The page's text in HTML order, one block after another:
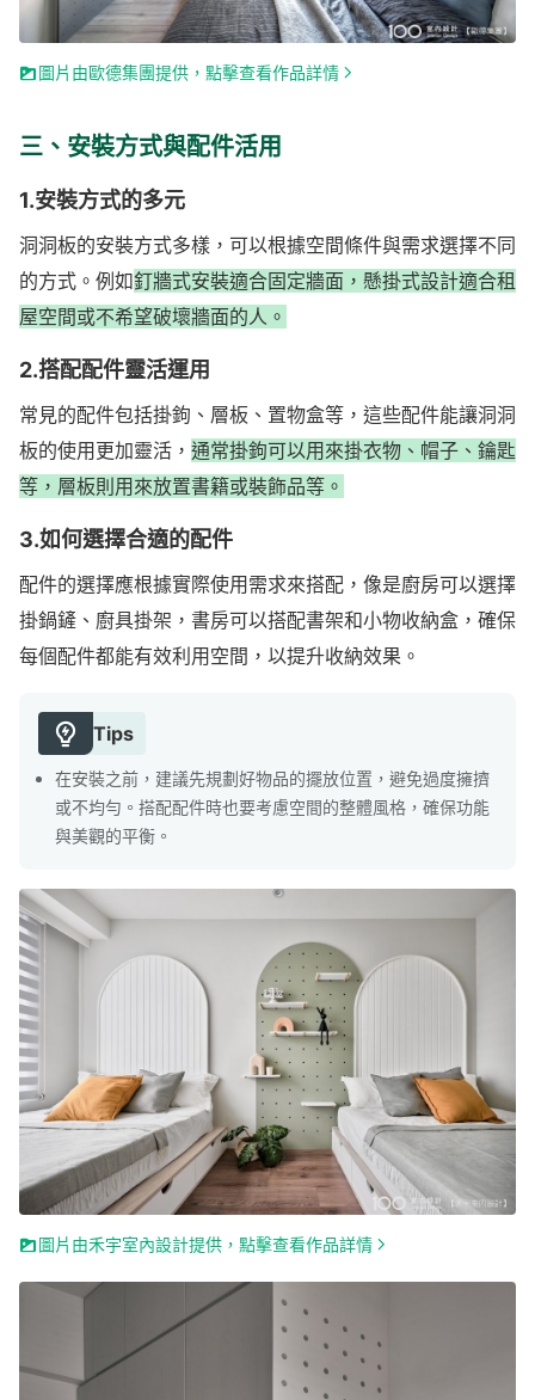
圖片由歐德集團提供，點擊查看作品詳情
三、安裝方式與配件活用
1.安裝方式的多元
洞洞板的安裝方式多樣，可以根據空間條件與需求選擇不同
的方式。例如釘牆式安裝適合固定牆面，懸掛式設計適合租
屋空間或不希望破壞牆面的人。
2.搭配配件靈活運用
常見的配件包括掛鉤、層板、置物盒等，這些配件能讓洞洞
板的使用更加靈活， 通常掛鉤可以用來掛衣物、帽子、鑰匙
等，層板則用來放置書籍或裝飾品等。
3.如何選擇合適的配件
配件的選擇應根據實際使用需求來搭配，像是廚房可以選擇
掛鍋鏟、廚具掛架，書房可以搭配書架和小物收納盒，確保
每個配件都能有效利用空間，以提升收納效果。
Tips
在安裝之前，建議先規劃好物品的擺放位置，避免過度擁擠
或不均勻。搭配配件時也要考慮空間的整體風格，確保功能
與美觀的平衡。
圖片由禾宇室內設計提供，點擊查看作品詳情